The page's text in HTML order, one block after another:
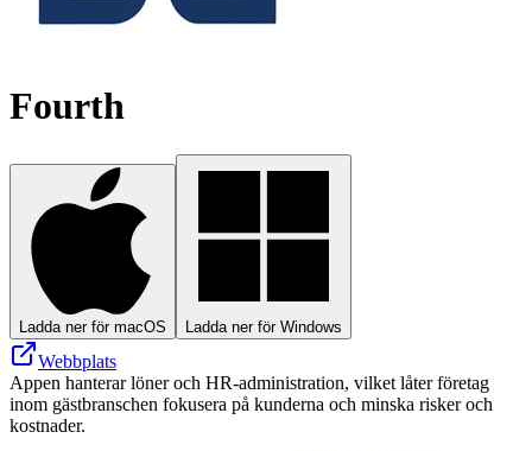
Fourth
Ladda ner för macOS Ladda ner för Windows
Webbplats
Appen hanterar löner och HR-administration, vilket låter företag
inom gästbranschen fokusera på kunderna och minska risker och
kostnader.